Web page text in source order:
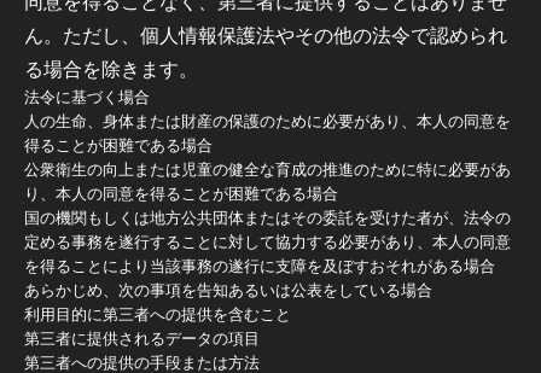
ん。ただし、個人情報保護法やその他の法令で認められ
る場合を除きます。
法令に基づく場合
人の生命、身体または財産の保護のために必要があり、本人の同意を
得ることが困難である場合
公衆衛生の向上または児童の健全な育成の推進のために特に必要があ
り、本人の同意を得ることが困難である場合
国の機関もしくは地方公共団体またはその委託を受けた者が、法令の
定める事務を遂行することに対して協力する必要があり、本人の同意
を得ることにより当該事務の遂行に支障を及ぼすおそれがある場合
あらかじめ、次の事項を告知あるいは公表をしている場合
利用目的に第三者への提供を含むこと
第三者に提供されるデータの項目
第三者への提供の手段または方法